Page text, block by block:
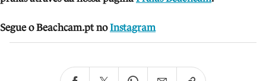
Segue o Beachcam.pt no Instagram